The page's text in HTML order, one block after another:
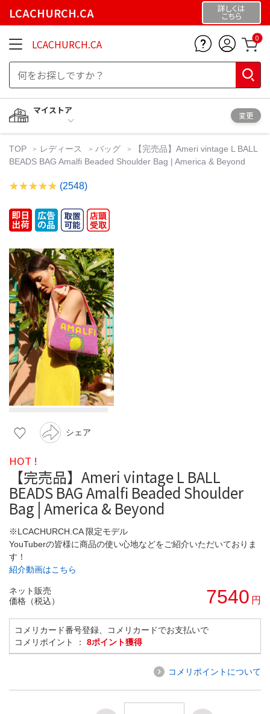
LCACHURCH.CA 詳しくは
こちら
LCACHURCH.CA 0
マイストア
変更
TOP レディース バッグ
【完売品】Ameri vintage L BALL
BEADS BAG Amalfi Beaded Shoulder Bag | America & Beyond
(2548)
シェア
HOT !
【完売品】Ameri vintage L BALL
BEADS BAG Amalfi Beaded Shoulder
Bag | America & Beyond
※LCACHURCH.CA 限定モデル
YouTuberの皆様に商品の使い心地などをご紹介いただいておりま
す！
紹介動画はこちら
ネット販売
価格（税込）
7540 円
コメリカード番号登録、コメリカードでお支払いで
コメリポイント ： 8ポイント獲得
コメリポイントについて